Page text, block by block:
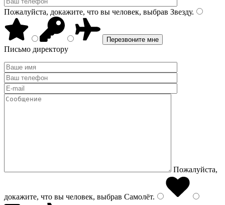
Пожалуйста, докажите, что вы человек, выбрав Звезду.
Письмо директору
Пожалуйста,
докажите, что вы человек, выбрав Самолёт.